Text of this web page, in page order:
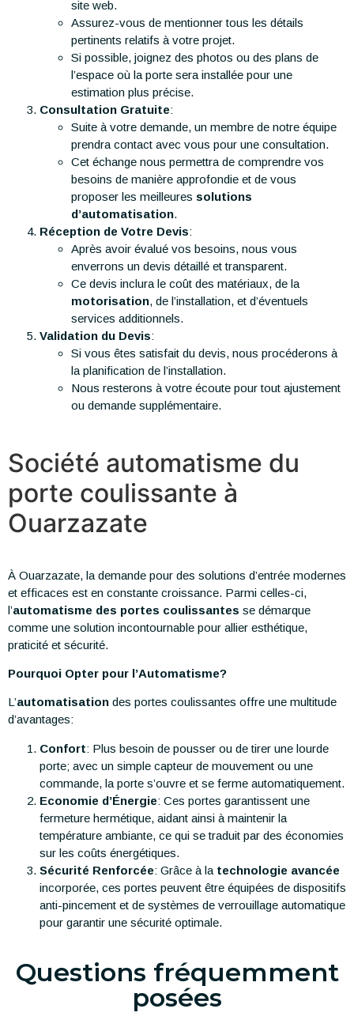
site web.
Assurez-vous de mentionner tous les détails
pertinents relatifs à votre projet.
Si possible, joignez des photos ou des plans de
l’espace où la porte sera installée pour une
estimation plus précise.
Consultation Gratuite:
Suite à votre demande, un membre de notre équipe
prendra contact avec vous pour une consultation.
Cet échange nous permettra de comprendre vos
besoins de manière approfondie et de vous
proposer les meilleures solutions
d’automatisation.
Réception de Votre Devis:
Après avoir évalué vos besoins, nous vous
enverrons un devis détaillé et transparent.
Ce devis inclura le coût des matériaux, de la
motorisation, de l’installation, et d’éventuels
services additionnels.
Validation du Devis:
Si vous êtes satisfait du devis, nous procéderons à
la planification de l’installation.
Nous resterons à votre écoute pour tout ajustement
ou demande supplémentaire.
Société automatisme du
porte coulissante à
Ouarzazate
À Ouarzazate, la demande pour des solutions d’entrée modernes
et efficaces est en constante croissance. Parmi celles-ci,
l’automatisme des portes coulissantes se démarque
comme une solution incontournable pour allier esthétique,
praticité et sécurité.
Pourquoi Opter pour l’Automatisme?
L’automatisation des portes coulissantes offre une multitude
d’avantages:
Confort: Plus besoin de pousser ou de tirer une lourde
porte; avec un simple capteur de mouvement ou une
commande, la porte s’ouvre et se ferme automatiquement.
Economie d’Énergie: Ces portes garantissent une
fermeture hermétique, aidant ainsi à maintenir la
température ambiante, ce qui se traduit par des économies
sur les coûts énergétiques.
Sécurité Renforcée: Grâce à la technologie avancée
incorporée, ces portes peuvent être équipées de dispositifs
anti-pincement et de systèmes de verrouillage automatique
pour garantir une sécurité optimale.
Questions fréquemment
posées